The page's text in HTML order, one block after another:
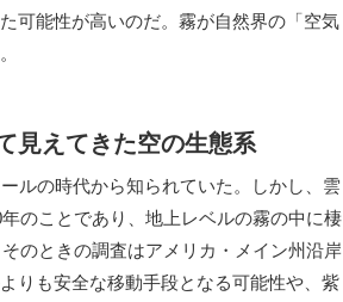
可能性が高いのだ。霧が自然界の「空気
見えてきた空の生態系
ルの時代から知られていた。しかし、雲
のことであり、地上レベルの霧の中に棲
のときの調査はアメリカ・メイン州沿岸
りも安全な移動手段となる可能性や、紫